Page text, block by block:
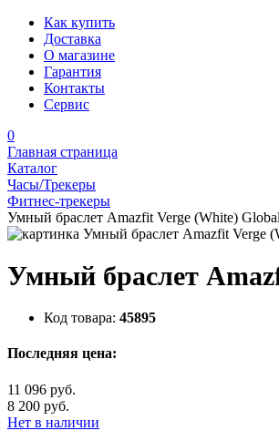
Как купить
Доставка
О магазине
Гарантия
Контакты
Сервис
0
Главная страница
Каталог
Часы/Трекеры
Фитнес-трекеры
Умный браслет Amazfit Verge (White) Global
Умный браслет
Код товара: 45895
Последняя цена:
11 096 руб.
8 200 руб.
Нет в наличии